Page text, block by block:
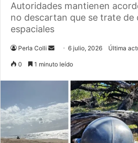
Autoridades mantienen
no descartan que se trate de
espaciales
Perla Colli
Send6 julio, 2026 Última
0 1 minuto leído